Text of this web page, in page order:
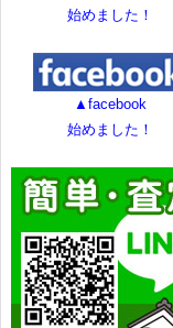
始めました！
▲facebook
始めました！